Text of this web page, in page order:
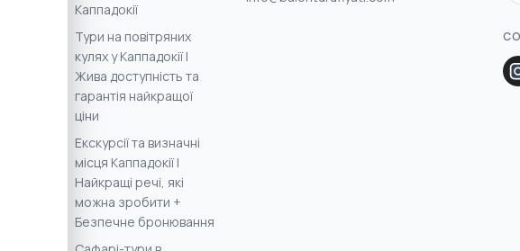
Каппадокії
Тури на повітряних
кулях у Каппадокії |
Жива доступність та
гарантія найкращої
ціни
Екскурсії та визначні
місця Каппадокії |
Найкращі речі, які
можна зробити +
Безпечне бронювання